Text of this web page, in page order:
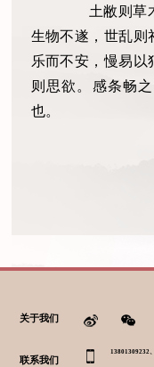
土敝则草木
生物不遂，世乱则
乐而不安，慢易
则思欲。感条畅
也。
关于我们
联系我们
13801309232